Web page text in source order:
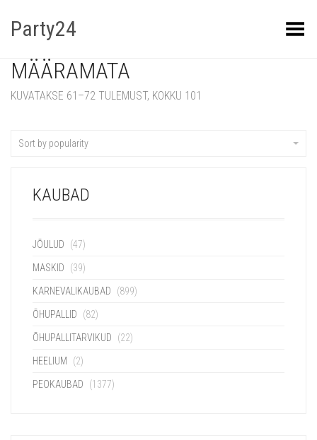
Party24 Kuva menüü
MÄÄRAMATA
KUVATAKSE 61–72 TULEMUST, KOKKU 101
Sort by popularity
KAUBAD
JÕULUD (47)
MASKID (39)
KARNEVALIKAUBAD (899)
ÕHUPALLID (82)
ÕHUPALLITARVIKUD (22)
HEELIUM (2)
PEOKAUBAD (1377)